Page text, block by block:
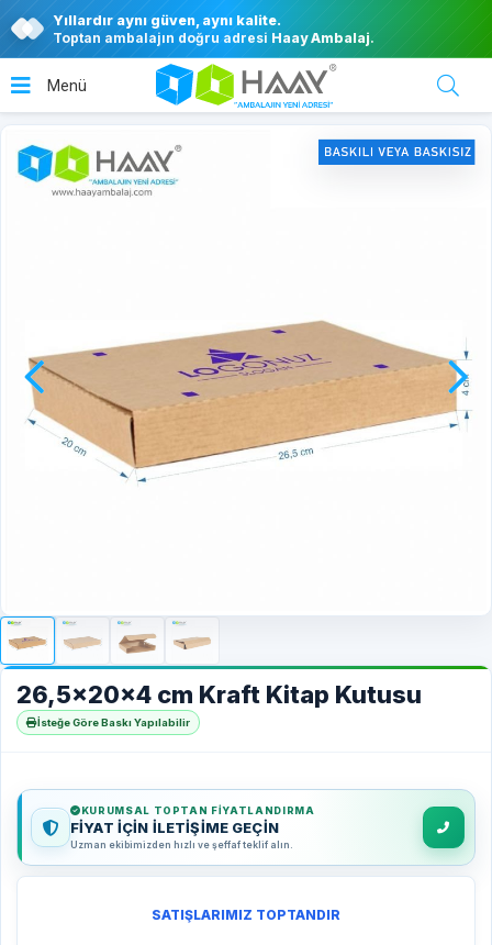
Yıllardır aynı güven, aynı kalite.
Toptan ambalajın doğru adresi Haay Ambalaj.
26,5x20x4 cm Kraft Kitap Kutusu
İsteğe Göre Baskı Yapılabilir
KURUMSAL TOPTAN FIYATLANDIRMA
FİYAT İÇİN İLETİŞİME GEÇİN
Uzman ekibimizden hızlı ve şeffaf teklif alın.
SATIŞLARIMIZ TOPTANDIR